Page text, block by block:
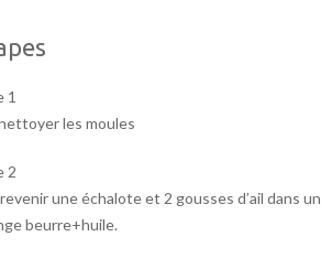
1
les moules
2
une échalote et 2 gousses d’ail dans un
beurre+huile.